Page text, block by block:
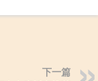
下一篇